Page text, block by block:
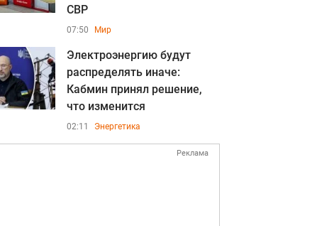
СВР
07:50 Мир
Электроэнергию будут
распределять иначе:
Кабмин принял решение,
что изменится
02:11 Энергетика
Реклама